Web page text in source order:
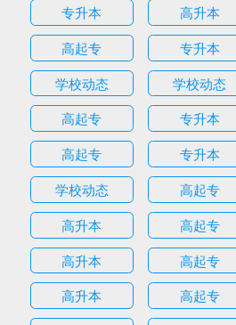
专升本
高升本
高起专
专升本
学校动态
学校动态
高起专
专升本
高起专
专升本
学校动态
高起专
高升本
高起专
高升本
高起专
高升本
高起专